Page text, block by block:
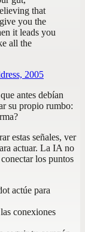
that
you the
it leads you
all the
2005
antes debían
su propio rumbo:
estas señales, ver
actuar. La IA no
los puntos
actúe para
conexiones